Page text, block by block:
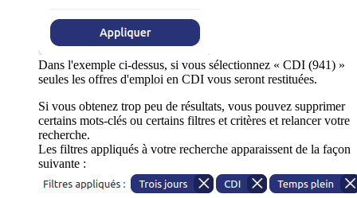
Dans l'exemple ci-dessus, si vous sélectionnez « CDI (941) »
seules les offres d'emploi en CDI vous seront restituées.
Si vous obtenez trop peu de résultats, vous pouvez supprimer
certains mots-clés ou certains filtres et critères et relancer votre
recherche.
Les filtres appliqués à votre recherche apparaissent de la façon
suivante :